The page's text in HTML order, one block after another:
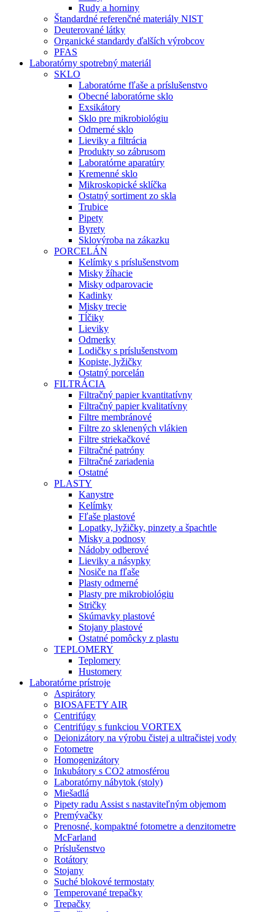
Rudy a horniny
Štandardné referenčné materiály NIST
Deuterované látky
Organické standardy ďalších výrobcov
PFAS
Laboratórny spotrebný materiál
SKLO
Laboratórne fľaše a príslušenstvo
Obecné laboratórne sklo
Exsikátory
Sklo pre mikrobiológiu
Odmerné sklo
Lieviky a filtrácia
Produkty so zábrusom
Laboratórne aparatúry
Kremenné sklo
Mikroskopické sklíčka
Ostatný sortiment zo skla
Trubice
Pipety
Byrety
Sklovýroba na zákazku
PORCELÁN
Kelímky s príslušenstvom
Misky žíhacie
Misky odparovacie
Kadinky
Misky trecie
Tĺčiky
Lieviky
Odmerky
Lodičky s príslušenstvom
Kopiste, lyžičky
Ostatný porcelán
FILTRÁCIA
Filtračný papier kvantitatívny
Filtračný papier kvalitatívny
Filtre membránové
Filtre zo sklenených vlákien
Filtre striekačkové
Filtračné patróny
Filtračné zariadenia
Ostatné
PLASTY
Kanystre
Kelímky
Fľaše plastové
Lopatky, lyžičky, pinzety a špachtle
Misky a podnosy
Nádoby odberové
Lieviky a násypky
Nosiče na fľaše
Plasty odmerné
Plasty pre mikrobiológiu
Stričky
Skúmavky plastové
Stojany plastové
Ostatné pomôcky z plastu
TEPLOMERY
Teplomery
Hustomery
Laboratórne prístroje
Aspirátory
BIOSAFETY AIR
Centrifúgy
Centrifúgy s funkciou VORTEX
Deionizátory na výrobu čistej a ultračistej vody
Fotometre
Homogenizátory
Inkubátory s CO2 atmosférou
Laboratórny nábytok (stoly)
Miešadlá
Pipety radu Assist s nastaviteľným objemom
Premývačky
Prenosné, kompaktné fotometre a denzitometre
McFarland
Príslušenstvo
Rotátory
Stojany
Suché blokové termostaty
Temperované trepačky
Trepačky